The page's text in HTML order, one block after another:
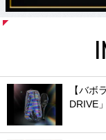
【バボ
DRIVE